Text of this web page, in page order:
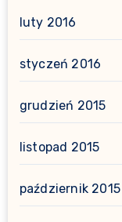
luty 2016
styczeń 2016
grudzień 2015
listopad 2015
październik 2015